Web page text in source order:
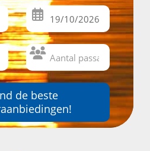
de beste